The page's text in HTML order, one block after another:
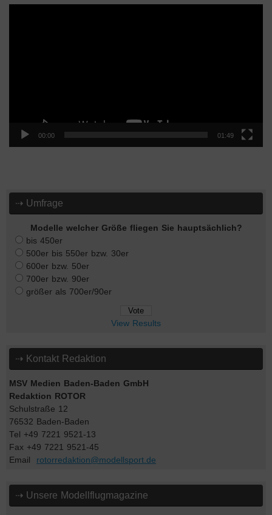
00:00 01:49
⇢ Umfrage
Modelle welcher Größe fliegen Sie hauptsächlich?
bis 450er
500er bis 550er bzw. 30er
600er bzw. 50er
700er bzw. 90er
größer als 700er/90er
View Results
⇢ Kontakt Redaktion
MSV Medien Baden-Baden GmbH
Redaktion ROTOR
Schulstraße 12
76532 Baden-Baden
Tel +49 7221 9521-13
Fax +49 7221 9521-45
Email rotorredaktion@modellsport.de
⇢ Unsere Modellflugmagazine